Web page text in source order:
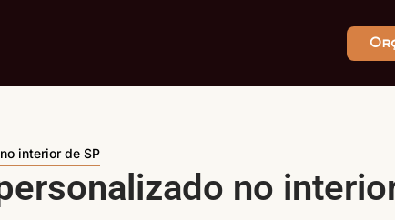
interior de SP
no